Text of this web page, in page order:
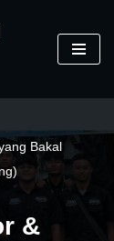
Bakal
&